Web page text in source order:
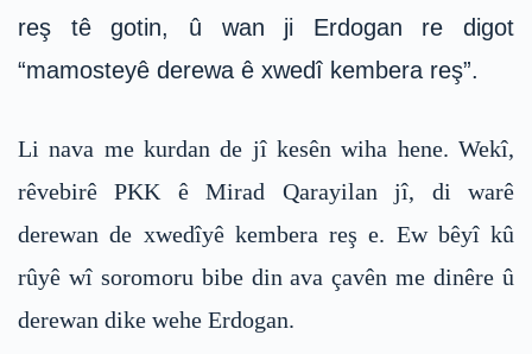
reş tê gotin, û wan ji Erdogan re digot
“mamosteyê derewa ê xwedî kembera reş”.
Li nava me kurdan de jî kesên wiha hene. Wekî,
rêvebirê PKK ê Mirad Qarayilan jî, di warê
derewan de xwedîyê kembera reş e. Ew bêyî kû
rûyê wî soromoru bibe din ava çavên me dinêre û
derewan dike wehe Erdogan.